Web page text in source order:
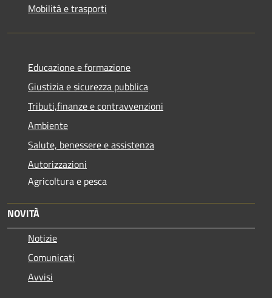
Mobilità e trasporti
Educazione e formazione
Giustizia e sicurezza pubblica
Tributi,finanze e contravvenzioni
Ambiente
Salute, benessere e assistenza
Autorizzazioni
Agricoltura e pesca
NOVITÀ
Notizie
Comunicati
Avvisi